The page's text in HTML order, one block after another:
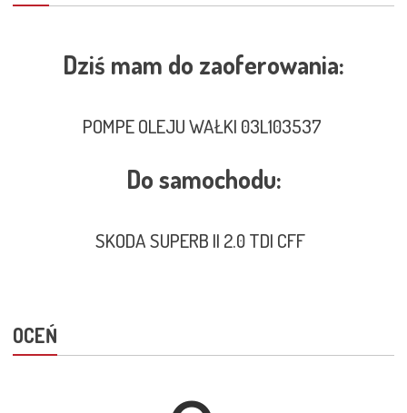
Dziś mam do zaoferowania:
POMPE OLEJU WAŁKI 03L103537
Do samochodu:
SKODA SUPERB II 2.0 TDI CFF
OCEŃ